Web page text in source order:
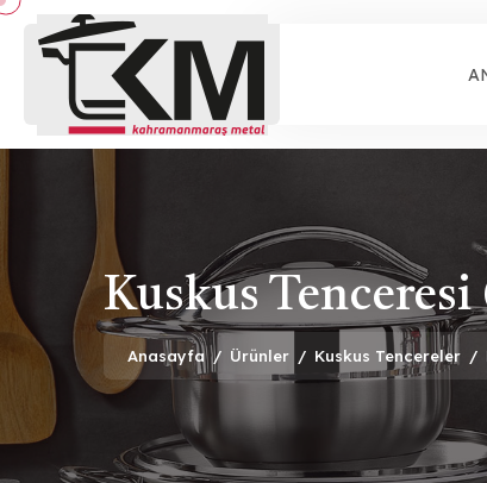
Kuskus Tenceresi
Anasayfa / Ürünler / Kuskus Tencereler /